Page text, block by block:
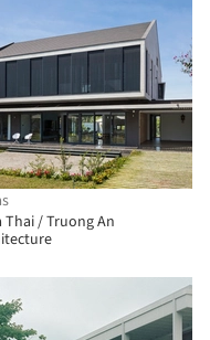
Thai / Truong An